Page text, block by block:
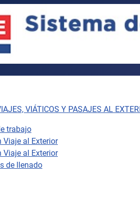
VIÁTICOS Y PASAJES AL
trabajo
Viaje al Exterior
Viaje al Exterior
de llenado